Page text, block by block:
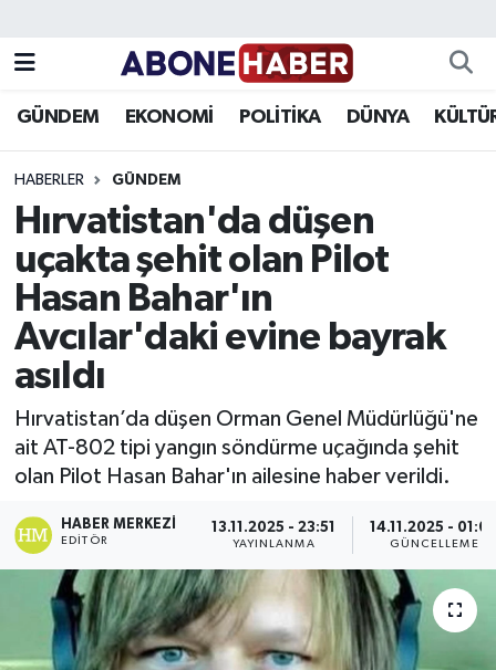
GÜNDEM EKONOMİ POLİTİKA DÜNYA
HABERLER GÜNDEM
Hırvatistan'da düşen
uçakta şehit olan Pilot
Hasan Bahar'ın
Avcılar'daki evine bayrak
asıldı
Hırvatistan’da düşen Orman Genel Müdürlüğü'ne
ait AT-802 tipi yangın söndürme uçağında şehit
olan Pilot Hasan Bahar'ın ailesine haber verildi.
HABER MERKEZI
EDITÖR
13.11.2025 - 23:51
YAYINLANMA
14.11.2025 -
GÜNCELLEME
Asayiş
Bilim ve Teknoloji
Çevre
Dünya
Eğitim
Ekonomi
Genel
Gündem
Süper Lig Puan Durumu ve Fikstür
Tüm Manşetler
Son Dakika Haberleri
Haber Arşivi